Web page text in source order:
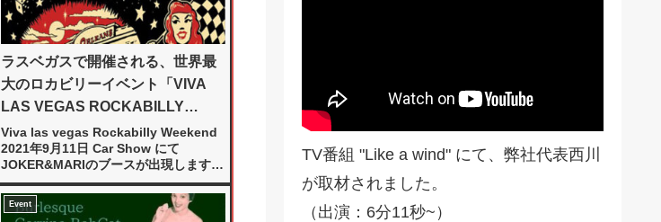
ラスベガスで開催される、世界最
大のロカビリーイベント「VIVA
LAS VEGAS ROCKABILLY
WEEKEND」に出店します。
Viva las vegas Rockabilly Weekend
2021年9月11日 Car Show にて
JOKER&MARIのブースが出現します。
ビバラスとは、世界最大のロカビリー
イベント、ジョカマリの世界観の原点
です。音楽・ジャ...
Event
TV番組 "Like a wind" にて、弊社代表西川
が取材されました。
（出演：6分11秒~）